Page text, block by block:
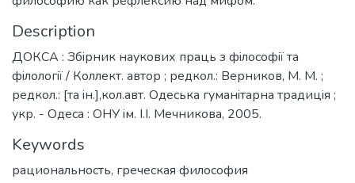
Description
ДОКСА : Збiрник наукових праць з фiлософiї та
фiлологiї / Коллект. автор ; редкол.: Верников, М. М. ;
редкол.: [та iн.],кол.авт. Одеська гуманiтарна традицiя ;
укр. - Одеса : ОНУ iм. I.I. Мечникова, 2005.
Keywords
рациональность, греческая философия